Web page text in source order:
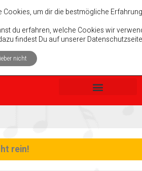
Unterhaltsam e. V.
rein!
um dir die bestmögliche
du erfahren, welche Cookies wir
findest Du auf unserer
nicht